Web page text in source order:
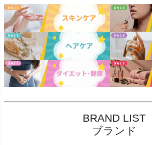
BRAND LIST
ブランド